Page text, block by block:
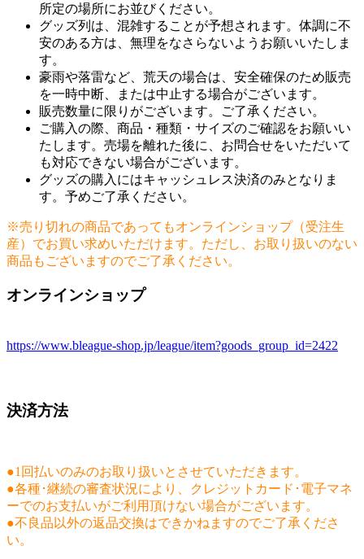
所定の場所にお並びください。
グッズ列は、混雑することが予想されます。体調に不
安のある方は、無理をなさらないようお願いいたしま
す。
豪雨や落雷など、荒天の場合は、安全確保のため販売
を一時中断、または中止する場合がございます。
販売数量に限りがございます。ご了承ください。
ご購入の際、商品・種類・サイズのご確認をお願いい
たします。売場を離れた後に、お問合せをいただいて
も対応できない場合がございます。
グッズの購入にはキャッシュレス決済のみとなりま
す。予めご了承ください。
※売り切れの商品であってもオンラインショップ（受注生
産）でお買い求めいただけます。ただし、お取り扱いのない
商品もございますのでご了承ください。
オンラインショップ
https://www.bleague-shop.jp/league/item?goods_group_id=2422
決済方法
●1回払いのみのお取り扱いとさせていただきます。
●各種･継続の審査状況により、クレジットカード･電子マネ
ーでのお支払いがご利用頂けない場合がございます。
●不良品以外の返品交換はできかねますのでご了承くださ
い。